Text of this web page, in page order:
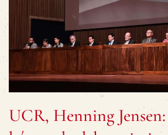
UCR, Henning